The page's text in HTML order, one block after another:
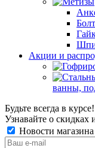
Акции и
ванны,
Будьте всегда в курсе!
Узнавайте о скидках
Новости магазина